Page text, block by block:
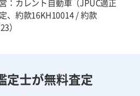
：カレント自動車（JPUC適正
、約款16KH10014 / 約款
）
定士が無料査定